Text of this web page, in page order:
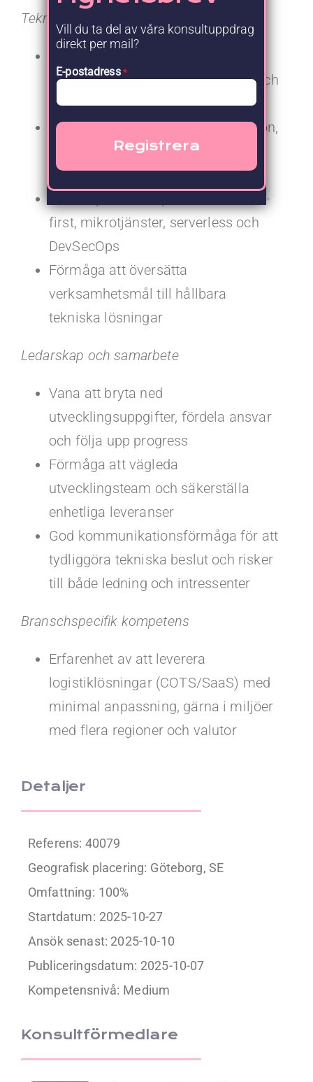
Tekniska färdigheter
Förmåga att definiera och validera
tekniska roadmaps, arkitekturval och
lösningsdesign
Erfarenhet av styrning av integration,
datamigrering samt säkerhets- och
kvalitetskrav
Kunskap om best practice som API-
first, mikrotjänster, serverless och
DevSecOps
Förmåga att översätta
verksamhetsmål till hållbara
tekniska lösningar
Ledarskap och samarbete
Vana att bryta ned
utvecklingsuppgifter, fördela ansvar
och följa upp progress
Förmåga att vägleda
utvecklingsteam och säkerställa
enhetliga leveranser
God kommunikationsförmåga för att
tydliggöra tekniska beslut och risker
till både ledning och intressenter
Branschspecifik kompetens
Erfarenhet av att leverera
logistiklösningar (COTS/SaaS) med
minimal anpassning, gärna i miljöer
med flera regioner och valutor
Detaljer
Referens: 40079
Geografisk placering: Göteborg, SE
Omfattning: 100%
Startdatum: 2025-10-27
Ansök senast: 2025-10-10
Publiceringsdatum: 2025-10-07
Kompetensnivå: Medium
Konsultförmedlare
Vill du ta del av våra konsultuppdrag
direkt per mail?
E-postadress *